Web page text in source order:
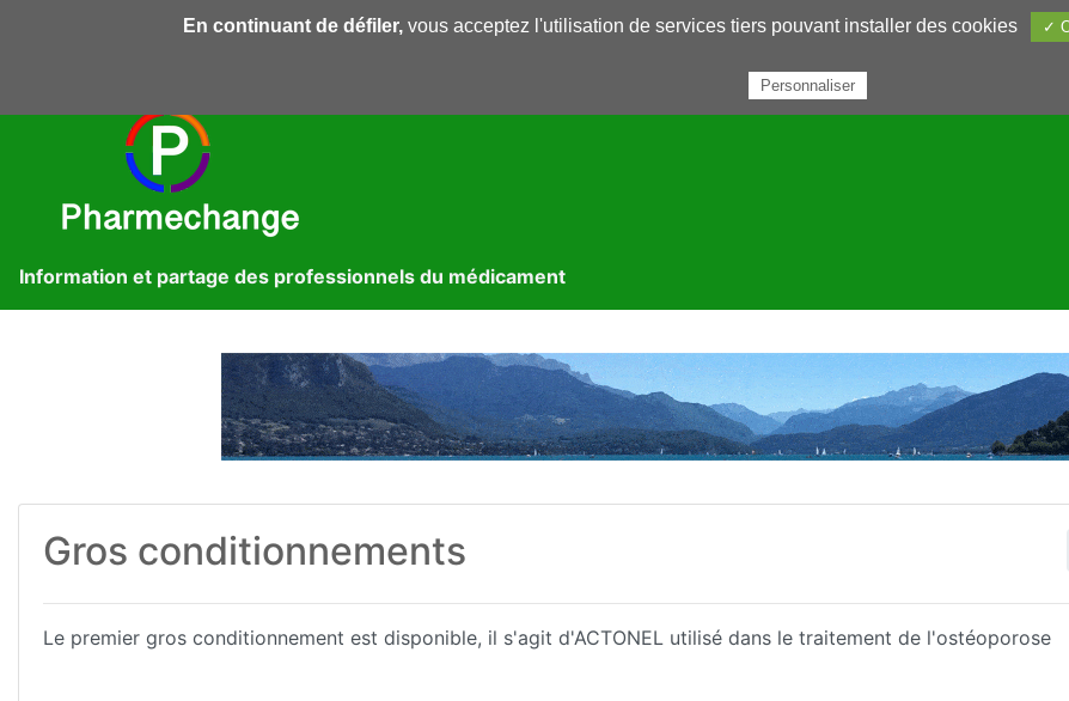
Pharmechange Forums Dossiers Presse Librairie Annuaires Petites annonces Nous contacter
Information et partage des professionnels du médicament
Gros conditionnements
Le premier gros conditionnement est disponible, il s'agit d'ACTONEL utilisé dans le traitement de l'ostéoporose
En continuant de défiler,vous acceptez l'utilisation de services tiers pouvant installer des cookies ✓
Personnaliser